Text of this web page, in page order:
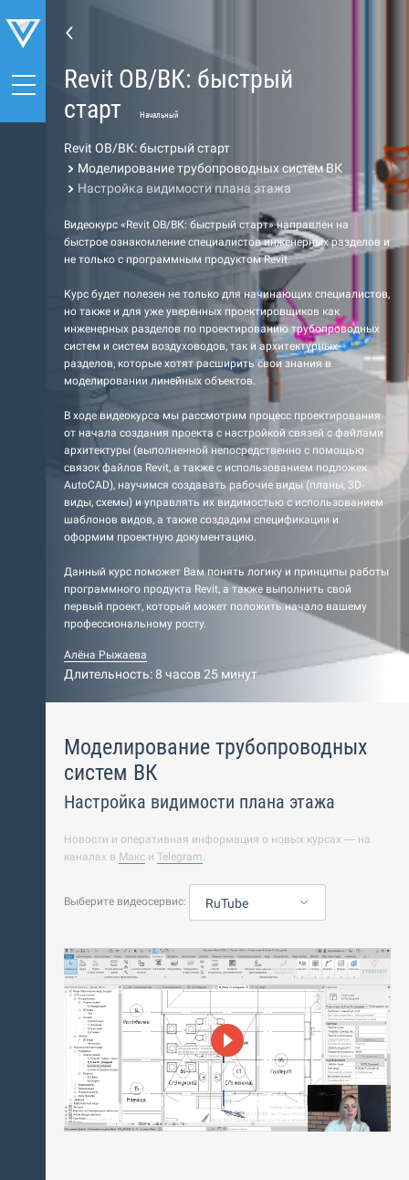
Revit ОВ/ВК: быстрый
старт
Начальный
Revit ОВ/ВК: быстрый старт
Моделирование трубопроводных систем ВК
Настройка видимости плана этажа
Видеокурс «Revit ОВ/ВК: быстрый старт» направлен на
быстрое ознакомление специалистов инженерных разделов и
не только с программным продуктом Revit.
Курс будет полезен не только для начинающих специалистов,
но также и для уже уверенных проектировщиков как
инженерных разделов по проектированию трубопроводных
систем и систем воздуховодов, так и архитектурных
разделов, которые хотят расширить свои знания в
моделировании линейных объектов.
В ходе видеокурса мы рассмотрим процесс проектирования
от начала создания проекта с настройкой связей с файлами
архитектуры (выполненной непосредственно с помощью
связок файлов Revit, а также с использованием подложек
AutoCAD), научимся создавать рабочие виды (планы, 3D-
виды, схемы) и управлять их видимостью с использованием
шаблонов видов, а также создадим спецификации и
оформим проектную документацию.
Данный курс поможет Вам понять логику и принципы работы
программного продукта Revit, а также выполнить свой
первый проект, который может положить начало вашему
профессиональному росту.
Алёна Рыжаева
Длительность: 8 часов 25 минут
Моделирование трубопроводных
систем ВК
Настройка видимости плана этажа
Новости и оперативная информация о новых курсах — на
каналах в Макс и Telegram.
Выберите видеосервис: RuTube